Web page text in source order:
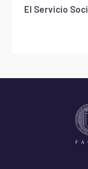
El Servicio